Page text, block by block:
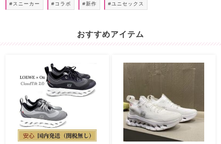
#スニーカー #コラボ #新作 #ユニセックス
おすすめアイテム